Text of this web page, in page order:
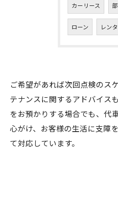
カーリース
ローン レン
ご希望があれば次回点検のス
テナンスに関するアドバイス
をお預かりする場合でも、代
心がけ、お客様の生活に支障
て対応しています。